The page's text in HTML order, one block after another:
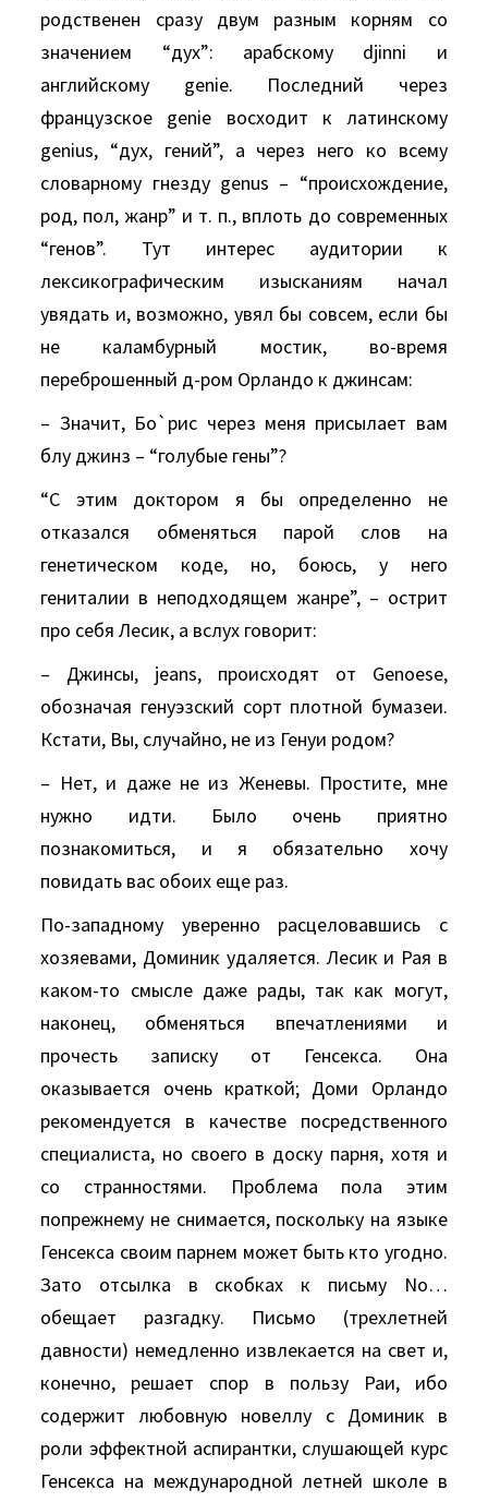
родственен сразу двум разным корням со
значением “дух”: арабскому djinni и
английскому gеniе. Последний через
французское gеniе восходит к латинскому
gеnius, “дух, гений”, а через него ко всему
словарному гнезду gеnus – “происхождение,
род, пол, жанр” и т. п., вплоть до современных
“генов”. Тут интерес аудитории к
лексикографическим изысканиям начал
увядать и, возможно, увял бы совсем, если бы
не каламбурный мостик, во-время
переброшенный д-ром Орландо к джинсам:
– Значит, Бо`рис через меня присылает вам
блу джинз – “голубые гены”?
“С этим доктором я бы определенно не
отказался обменяться парой слов на
генетическом коде, но, боюсь, у него
гениталии в неподходящем жанре”, – острит
про себя Лесик, а вслух говорит:
– Джинсы, jеаns, происходят от Gеnоеsе,
обозначая генуэзский сорт плотной бумазеи.
Кстати, Вы, случайно, не из Генуи родом?
– Hет, и даже не из Женевы. Простите, мне
нужно идти. Было очень приятно
познакомиться, и я обязательно хочу
повидать вас обоих еще раз.
По-западному уверенно расцеловавшись с
хозяевами, Доминик удаляется. Лесик и Рая в
каком-то смысле даже рады, так как могут,
наконец, обменяться впечатлениями и
прочесть записку от Генсекса. Она
оказывается очень краткой; Доми Орландо
рекомендуется в качестве посредственного
специалиста, но своего в доску парня, хотя и
со странностями. Проблема пола этим
попрежнему не снимается, поскольку на языке
Генсекса своим парнем может быть кто угодно.
Зато отсылка в скобках к письму Nо…
обещает разгадку. Письмо (трехлетней
давности) немедленно извлекается на свет и,
конечно, решает спор в пользу Раи, ибо
содержит любовную новеллу с Доминик в
роли эффектной аспирантки, слушающей курс
Генсекса на международной летней школе в